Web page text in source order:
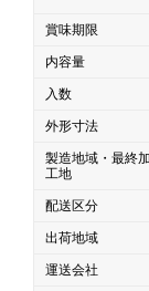
かき氷書籍
かき氷コレクション
賞味期限
内容量
入数
外形寸法
製造地域・最終加
工地
配送区分
出荷地域
運送会社